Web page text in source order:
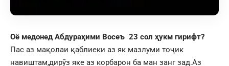
Оё медонед Абдураҳими Восеъ 23 сол ҳукм гирифт?
Пас аз мақолаи қаблиеки аз як мазлуми тоҷик
навиштам,дирӯз яке аз корбарон ба ман занг зад.Аз